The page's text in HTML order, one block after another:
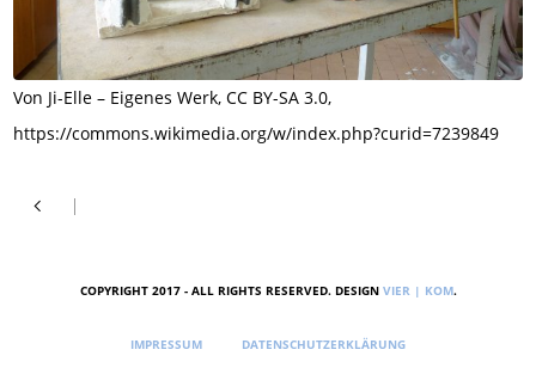
Von Ji-Elle – Eigenes Werk, CC BY-SA 3.0,
https://commons.wikimedia.org/w/index.php?curid=7239849
COPYRIGHT 2017 - ALL RIGHTS RESERVED. DESIGN VIER | KOM.
IMPRESSUM DATENSCHUTZERKLÄRUNG